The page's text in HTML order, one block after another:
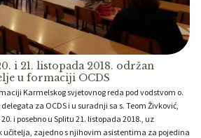
i 21. listopada 2018. održan
u formaciji OCDS
Karmelskog svjetovnog reda pod vodstvom o.
za OCDS i u suradnji sa s. Teom Živković,
i posebno u Splitu 21. listopada 2018., uz
učitelja, zajedno s njihovim asistentima za pojedina